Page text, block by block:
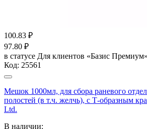
100.83 ₽
97.80 ₽
в статусе Для клиентов «Базис Премиум»
Код: 25561
Мешок 1000мл, для сбора раневого
полостей (в т.ч. желчь), с Т-образным
Ltd.
В наличии: